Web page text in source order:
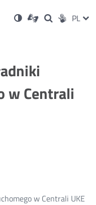
Ustawienia
Wersja
kontrastowa
Dla
niesłyszących
OtwórzOtwórz
w
Otwórz
w
Social PL
w Centrali
w Centrali UKE